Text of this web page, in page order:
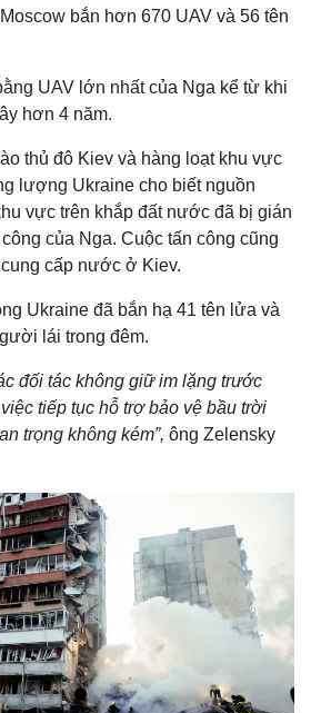
bắn hơn 670 UAV và 56 tên
UAV lớn nhất của Nga kể từ khi
hơn 4 năm.
thủ đô Kiev và hàng loạt khu vực
lượng Ukraine cho biết nguồn
vực trên khắp đất nước đã bị gián
của Nga. Cuộc tấn công cũng
cấp nước ở Kiev.
Ukraine đã bắn hạ 41 tên lửa và
lái trong đêm.
đối tác không giữ im lặng trước
tiếp tục hỗ trợ bảo vệ bầu trời
trọng không kém”, ông Zelensky